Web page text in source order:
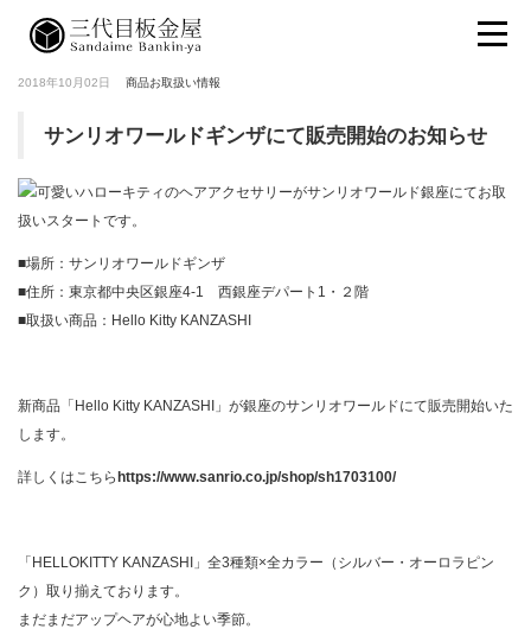
2018年10月02日 商品お取扱い情報
サンリオワールドギンザにて販売開始のお知らせ
■場所：サンリオワールドギンザ
■住所：東京都中央区銀座4-1 西銀座デパート1・２階
■取扱い商品：Hello Kitty KANZASHI
新商品「Hello Kitty KANZASHI」が銀座のサンリオワールドにて販売開始いた
します。
詳しくはこちら https://www.sanrio.co.jp/shop/sh1703100/
「HELLOKITTY KANZASHI」全3種類×全カラー（シルバー・オーロラピン
ク）取り揃えております。
まだまだアップヘアが心地よい季節。